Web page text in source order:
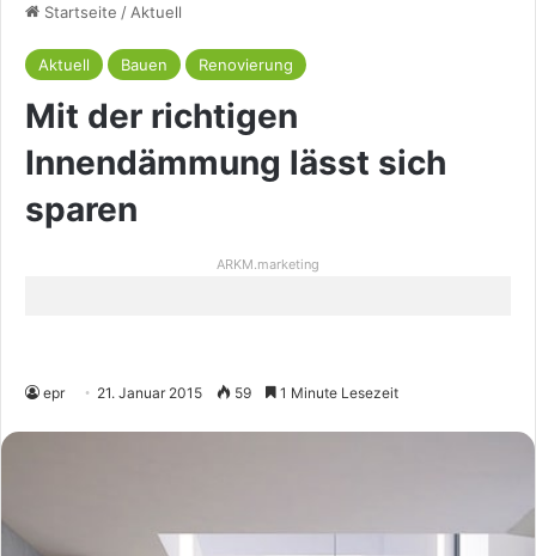
Startseite / Aktuell
Aktuell Bauen Renovierung
Mit der richtigen
Innendämmung lässt sich
sparen
ARKM.marketing
epr 21. Januar 2015 59 1 Minute Lesezeit